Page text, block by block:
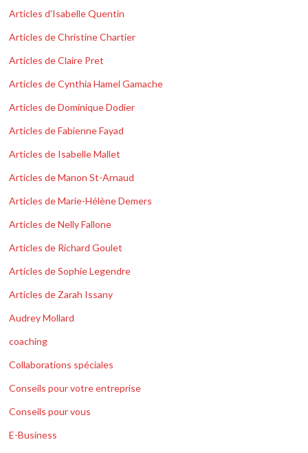
Articles d'Isabelle Quentin
Articles de Christine Chartier
Articles de Claire Pret
Articles de Cynthia Hamel Gamache
Articles de Dominique Dodier
Articles de Fabienne Fayad
Articles de Isabelle Mallet
Articles de Manon St-Arnaud
Articles de Marie-Hélène Demers
Articles de Nelly Fallone
Articles de Richard Goulet
Articles de Sophie Legendre
Articles de Zarah Issany
Audrey Mollard
coaching
Collaborations spéciales
Conseils pour votre entreprise
Conseils pour vous
E-Business